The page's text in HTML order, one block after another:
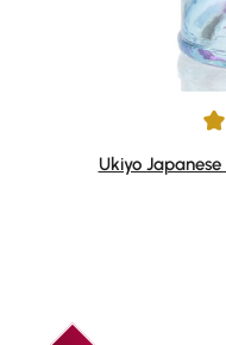
Average rating of 5 out
Ukiyo